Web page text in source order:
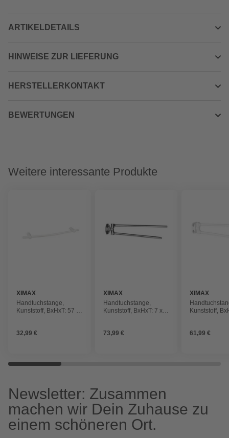
ARTIKELDETAILS
HINWEISE ZUR LIEFERUNG
HERSTELLERKONTAKT
BEWERTUNGEN
Weitere interessante Produkte
XIMAX
Handtuchstange,
Kunststoff, BxHxT: 57 x
32,99 €
XIMAX
Handtuchstange,
Kunststoff, BxHxT: 7 x 7
73,99 €
XIMAX
Kunststoff,
61,99 €
Newsletter: Zusammen
machen wir Dein Zuhause zu
einem schöneren Ort.